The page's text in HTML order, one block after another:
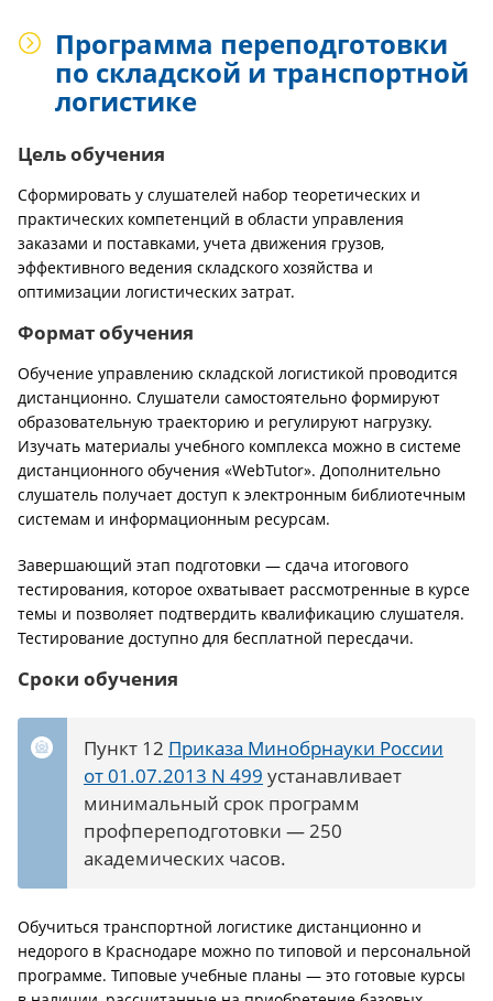
Программа переподготовки
по складской и транспортной
логистике
Цель обучения
Сформировать у слушателей набор теоретических и
практических компетенций в области управления
заказами и поставками, учета движения грузов,
эффективного ведения складского хозяйства и
оптимизации логистических затрат.
Формат обучения
Обучение управлению складской логистикой проводится
дистанционно. Слушатели самостоятельно формируют
образовательную траекторию и регулируют нагрузку.
Изучать материалы учебного комплекса можно в системе
дистанционного обучения «WebTutor». Дополнительно
слушатель получает доступ к электронным библиотечным
системам и информационным ресурсам.
Завершающий этап подготовки — сдача итогового
тестирования, которое охватывает рассмотренные в курсе
темы и позволяет подтвердить квалификацию слушателя.
Тестирование доступно для бесплатной пересдачи.
Сроки обучения
Пункт 12 Приказа Минобрнауки России
от 01.07.2013 N 499 устанавливает
минимальный срок программ
профпереподготовки — 250
академических часов.
Обучиться транспортной логистике дистанционно и
недорого в Краснодаре можно по типовой и персональной
программе. Типовые учебные планы — это готовые курсы